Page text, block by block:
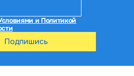
и Политикой
Подпишись